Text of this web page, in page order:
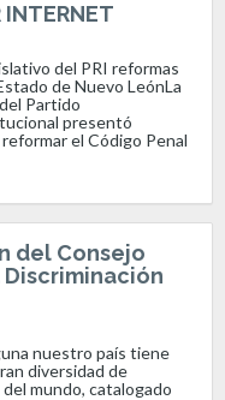
INTERNET
del PRI reformas
de Nuevo LeónLa
Partido
presentó
el Código Penal
del Consejo
nuestro país tiene
diversidad de
mundo, catalogado